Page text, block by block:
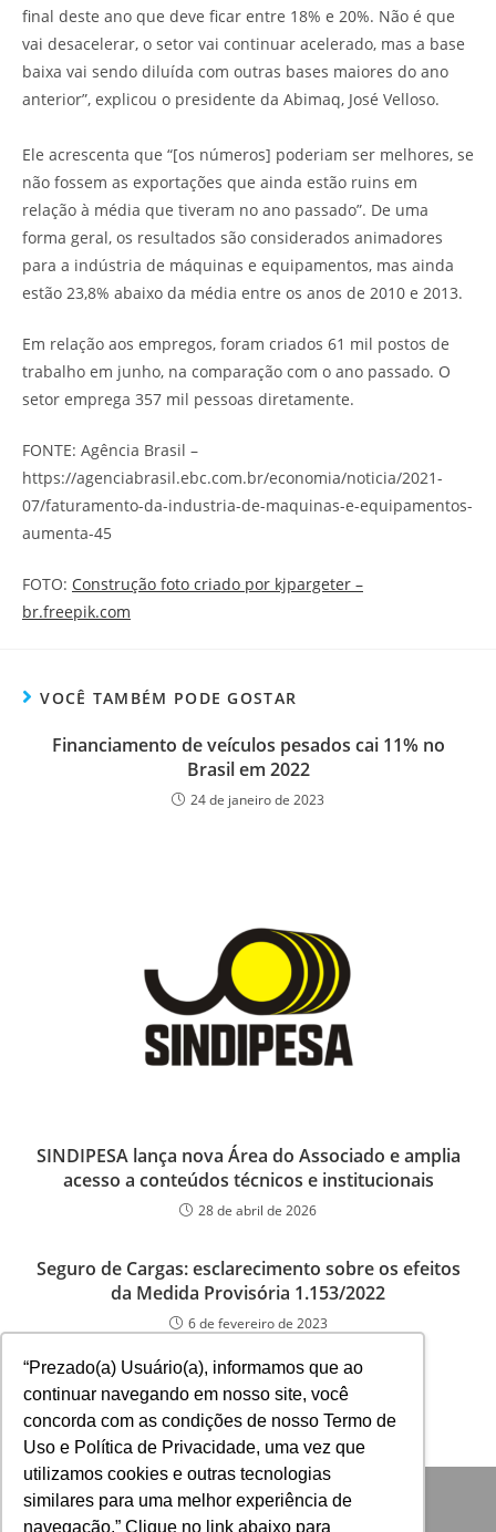
“Prezado(a) Usuário(a), informamos que ao
continuar navegando em nosso site, você
concorda com as condições de nosso Termo de
Uso e Política de Privacidade, uma vez que
utilizamos cookies e outras tecnologias
similares para uma melhor experiência de
navegação.” Clique no link abaixo para
final deste ano que deve ficar entre 18% e 20%. Não é que
vai desacelerar, o setor vai continuar acelerado, mas a base
baixa vai sendo diluída com outras bases maiores do ano
anterior”, explicou o presidente da Abimaq, José Velloso.
Ele acrescenta que “[os números] poderiam ser melhores, se
não fossem as exportações que ainda estão ruins em
relação à média que tiveram no ano passado”. De uma
forma geral, os resultados são considerados animadores
para a indústria de máquinas e equipamentos, mas ainda
estão 23,8% abaixo da média entre os anos de 2010 e 2013.
Em relação aos empregos, foram criados 61 mil postos de
trabalho em junho, na comparação com o ano passado. O
setor emprega 357 mil pessoas diretamente.
FONTE: Agência Brasil –
https://agenciabrasil.ebc.com.br/economia/noticia/2021-
07/faturamento-da-industria-de-maquinas-e-equipamentos-
aumenta-45
FOTO: Construção foto criado por kjpargeter –
br.freepik.com
VOCÊ TAMBÉM PODE GOSTAR
Financiamento de veículos pesados cai 11% no
Brasil em 2022
24 de janeiro de 2023
SINDIPESA lança nova Área do Associado e amplia
acesso a conteúdos técnicos e institucionais
28 de abril de 2026
Seguro de Cargas: esclarecimento sobre os efeitos
da Medida Provisória 1.153/2022
6 de fevereiro de 2023